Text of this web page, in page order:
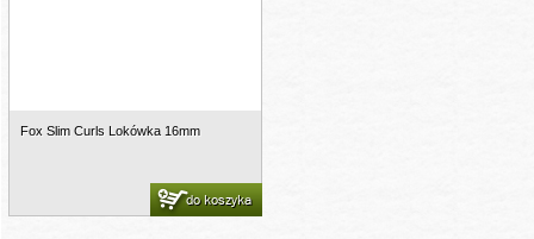
Fox Slim Curls Lokówka 16mm
do koszyka